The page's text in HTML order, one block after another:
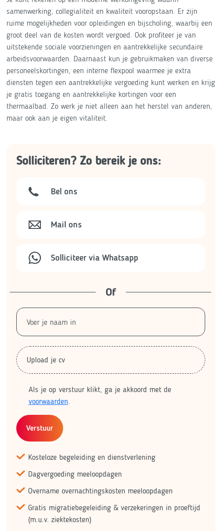
samenwerking, collegialiteit en kwaliteit vooropstaan. Er zijn
ruime mogelijkheden voor opleidingen en bijscholing, waarbij een
groot deel van de kosten wordt vergoed. Ook profiteer je van
uitstekende sociale voorzieningen en aantrekkelijke secundaire
arbeidsvoorwaarden. Daarnaast kun je gebruikmaken van diverse
personeelskortingen, een interne flexpool waarmee je extra
diensten tegen een aantrekkelijke vergoeding kunt werken en krijg
je gratis toegang en aantrekkelijke kortingen voor een
thermaalbad. Zo werk je niet alleen aan het herstel van anderen,
maar ook aan je eigen vitaliteit.
Solliciteren? Zo bereik je ons:
Bel ons
Mail ons
Solliciteer via Whatsapp
Of
Upload je cv
Als je op verstuur klikt, ga je akkoord met de
voorwaarden.
Verstuur
Kosteloze begeleiding en dienstverlening
Dagvergoeding meeloopdagen
Overname overnachtingskosten meeloopdagen
Gratis migratiebegeleiding & verzekeringen in proeftijd
(m.u.v. ziektekosten)